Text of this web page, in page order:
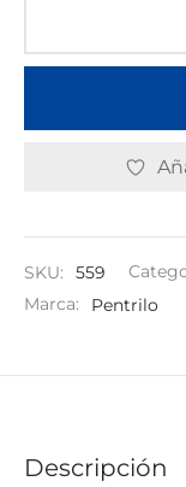
SKU: 559
Marca:
Pentrilo
Descripción